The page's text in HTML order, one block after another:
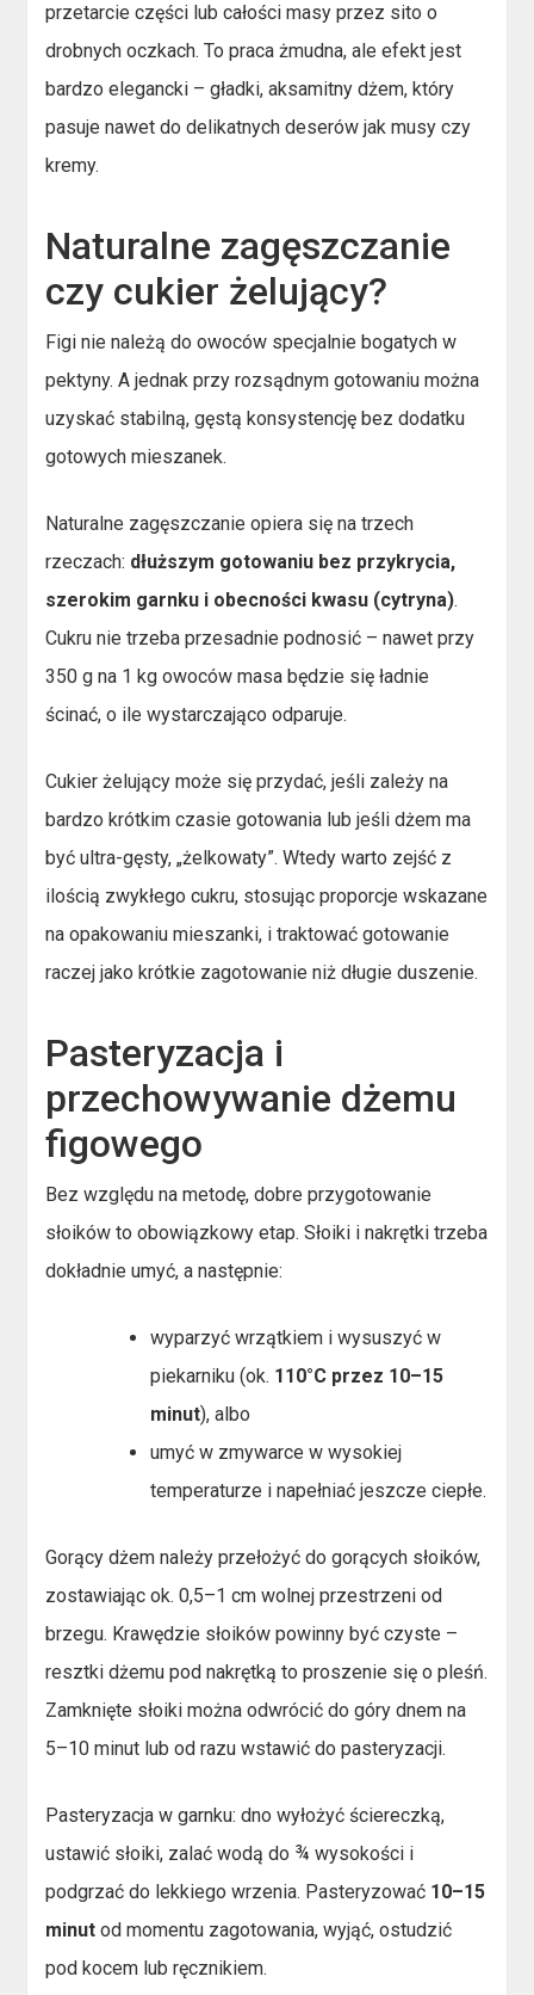
przetarcie części lub całości masy przez sito o
drobnych oczkach. To praca żmudna, ale efekt jest
bardzo elegancki – gładki, aksamitny dżem, który
pasuje nawet do delikatnych deserów jak musy czy
kremy.
Naturalne zagęszczanie
czy cukier żelujący?
Figi nie należą do owoców specjalnie bogatych w
pektyny. A jednak przy rozsądnym gotowaniu można
uzyskać stabilną, gęstą konsystencję bez dodatku
gotowych mieszanek.
Naturalne zagęszczanie opiera się na trzech
rzeczach: dłuższym gotowaniu bez przykrycia,
szerokim garnku i obecności kwasu (cytryna).
Cukru nie trzeba przesadnie podnosić – nawet przy
350 g na 1 kg owoców masa będzie się ładnie
ścinać, o ile wystarczająco odparuje.
Cukier żelujący może się przydać, jeśli zależy na
bardzo krótkim czasie gotowania lub jeśli dżem ma
być ultra-gęsty, „żelkowaty”. Wtedy warto zejść z
ilością zwykłego cukru, stosując proporcje wskazane
na opakowaniu mieszanki, i traktować gotowanie
raczej jako krótkie zagotowanie niż długie duszenie.
Pasteryzacja i
przechowywanie dżemu
figowego
Bez względu na metodę, dobre przygotowanie
słoików to obowiązkowy etap. Słoiki i nakrętki trzeba
dokładnie umyć, a następnie:
wyparzyć wrzątkiem i wysuszyć w
piekarniku (ok. 110°C przez 10–15
minut), albo
umyć w zmywarce w wysokiej
temperaturze i napełniać jeszcze ciepłe.
Gorący dżem należy przełożyć do gorących słoików,
zostawiając ok. 0,5–1 cm wolnej przestrzeni od
brzegu. Krawędzie słoików powinny być czyste –
resztki dżemu pod nakrętką to proszenie się o pleśń.
Zamknięte słoiki można odwrócić do góry dnem na
5–10 minut lub od razu wstawić do pasteryzacji.
Pasteryzacja w garnku: dno wyłożyć ściereczką,
ustawić słoiki, zalać wodą do ¾ wysokości i
podgrzać do lekkiego wrzenia. Pasteryzować 10–15
minut od momentu zagotowania, wyjąć, ostudzić
pod kocem lub ręcznikiem.